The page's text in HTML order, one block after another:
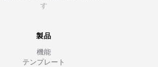
す
製品
機能
テンプレート